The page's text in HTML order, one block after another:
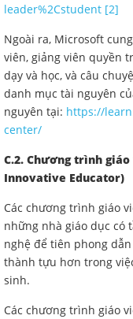
leader%2Cstudent [2]
Ngoài ra, Microsoft
viên, giảng viên quyền
dạy và học, và câu
danh mục tài nguyên
nguyên tại: https://
center/
C.2. Chương trình
Innovative Educator)
Các chương trình giáo
những nhà giáo dục có
nghệ để tiên phong
thành tựu hơn trong
sinh.
Các chương trình giáo